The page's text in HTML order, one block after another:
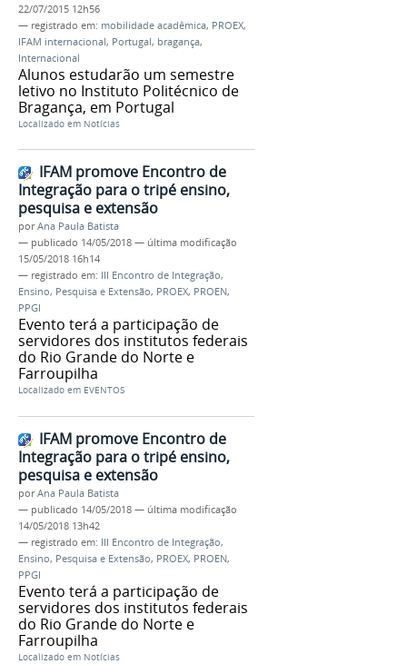
22/07/2015 12h56
— registrado em: mobilidade acadêmica, PROEX,
IFAM internacional, Portugal, bragança,
Internacional
Alunos estudarão um semestre
letivo no Instituto Politécnico de
Bragança, em Portugal
Localizado em Notícias
IFAM promove Encontro de
Integração para o tripé ensino,
pesquisa e extensão
porAna Paula Batista
— publicado 14/05/2018 — última modificação
15/05/2018 16h14
— registrado em: III Encontro de Integração,
Ensino, Pesquisa e Extensão, PROEX, PROEN,
PPGI
Evento terá a participação de
servidores dos institutos federais
do Rio Grande do Norte e
Farroupilha
Localizado em EVENTOS
IFAM promove Encontro de
Integração para o tripé ensino,
pesquisa e extensão
porAna Paula Batista
— publicado 14/05/2018 — última modificação
14/05/2018 13h42
— registrado em: III Encontro de Integração,
Ensino, Pesquisa e Extensão, PROEX, PROEN,
PPGI
Evento terá a participação de
servidores dos institutos federais
do Rio Grande do Norte e
Farroupilha
Localizado em Notícias